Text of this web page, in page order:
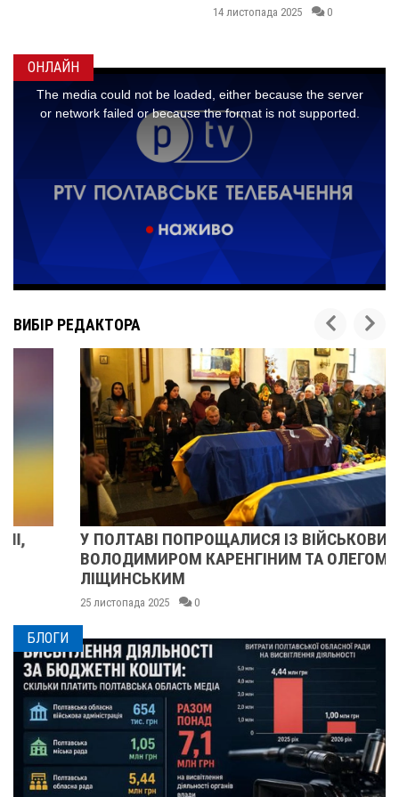
14 листопада 2025 0
ОНЛАЙН
ВИБІР РЕДАКТОРА
У ПОЛТАВІ ПОПРОЩАЛИСЯ ІЗ ВІЙСЬКОВИМИ
ВОЛОДИМИРОМ КАРЕНГІНИМ ТА ОЛЕГОМ
ЛІЩИНСЬКИМ
25 листопада 2025 0
БЛОГИ